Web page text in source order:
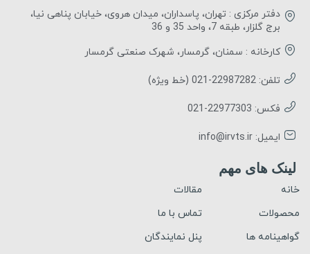
دفتر مرکزی : تهران، پاسداران، میدان هروی، خیابان پناهی نیا،
برج گلزار، طبقه 7، واحد 35 و 36
کارخانه : سمنان، گرمسار، شهرک صنعتی گرمسار
تلفن: 22987282-021 (خط ویژه)
فکس: 22977303-021
ایمیل: info@irvts.ir
لینک های مهم
خانه
محصولات
گواهینامه ها
مقالات
تماس با ما
پنل نمایندگان